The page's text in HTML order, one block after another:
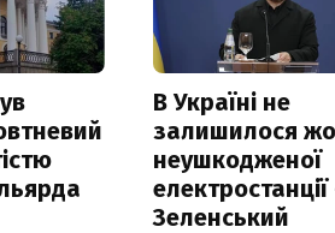
В Україні не
залишилося
неушкодженої
електростанції
Зеленський